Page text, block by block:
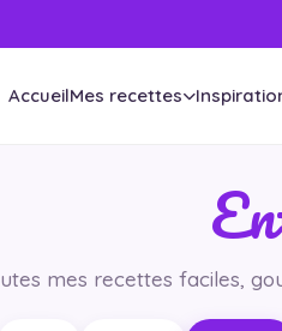
AccueilMes recettes
mes recettes faciles,